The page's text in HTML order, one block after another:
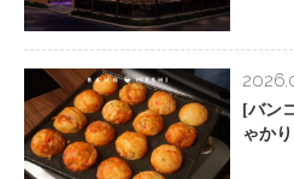
[バン
ゃか